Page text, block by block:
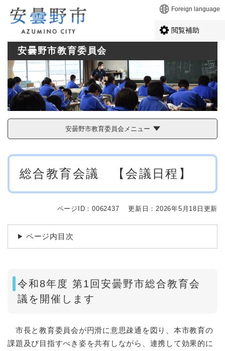
メニューを飛ばして本文へ Foreign language
閲覧補助
安曇野市教育委員会
安曇野市教育委員会メニュー
本
総合教育会議 【会議日程】
ページID：0062437 更新日：2026年5月18日更新
ページ内目次
令和8年度 第1回安曇野市総合教育会
議を開催します
市長と教育委員会が円滑に意思疎通を図り、本市教育の
課題及び目指すべき姿を共有しながら、連携して効果的に